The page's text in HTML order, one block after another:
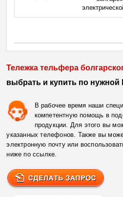
Тележка тельфера
выбрать и купить по нужной
В рабочее время наши
компетентную помощь в
продукции. Для этого вы
указанных телефонов. Также вы
электронную почту или
ниже по ссылке.